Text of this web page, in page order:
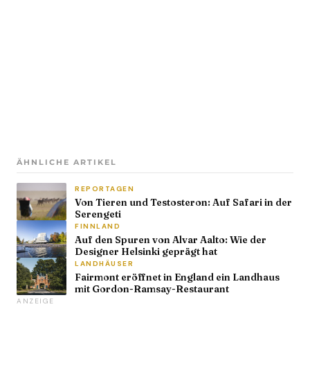
ÄHNLICHE ARTIKEL
REPORTAGEN
Von Tieren und Testosteron: Auf Safari in der
Serengeti
FINNLAND
Auf den Spuren von Alvar Aalto: Wie der
Designer Helsinki geprägt hat
LANDHÄUSER
Fairmont eröffnet in England ein Landhaus
mit Gordon-Ramsay-Restaurant
ANZEIGE